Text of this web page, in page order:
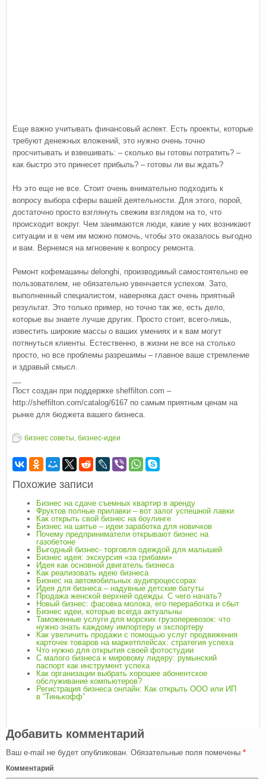
Еще важно учитывать финансовый аспект. Есть проекты, которые
требуют денежных вложений, это нужно очень точно
просчитывать и взвешивать: – сколько вы готовы потратить? –
как быстро это принесет прибыль? – готовы ли вы ждать?
Нэ это еще не все. Стоит очень внимательно подходить к
вопросу выбора сферы вашей деятельности. Для этого, порой,
достаточно просто взглянуть свежим взглядом на то, что
происходит вокруг. Чем занимаются люди, какие у них возникают
ситуации и в чем им можно помочь, чтобы это оказалось выгодно
и вам. Вернемся на мгновение к вопросу ремонта.
Ремонт кофемашины delonghi, производимый самостоятельно ее
пользователем, не обязательно увенчается успехом. Зато,
выполненный специалистом, наверняка даст очень приятный
результат. Это только пример, но точно так же, есть дело,
которые вы знаете лучше других. Просто стоит, всего-лишь,
известить широкие массы о ваших умениях и к вам могут
потянуться клиенты. Естественно, в жизни не все на столько
просто, но все проблемы разрешимы – главное ваше стремление
и здравый смысл.
Пост создан при поддержке sheffilton.com –
http://sheffilton.com/catalog/6167 по самым приятным ценам на
рынке для бюджета вашего бизнеса.
бизнес советы, бизнес-идеи
Похожие записи
Бизнес на сдаче съемных квартир в аренду
Фруктов полные прилавки – вот залог успешной лавки
Как открыть свой бизнес на боулинге
Бизнес на шитье – идеи заработка для новичков
Почему предприниматели открывают бизнес на
газобетоне
Выгодный бизнес- торговля одеждой для малышей
Бизнес идея: экскурсия «за грибами»
Идея как основной двигатель бизнеса
Как реализовать идею бизнеса
Бизнес на автомобильных аудипроцессорах
Идея для бизнеса – надувные детские батуты
Продажа женской верхней одежды. С чего начать?
Новый бизнес: фасовка молока, его переработка и сбыт
Бизнес идеи, которые всегда актуальны
Таможенные услуги для морских грузоперевозок: что
нужно знать каждому импортеру и экспортеру
Как увеличить продажи с помощью услуг продвижения
карточек товаров на маркетплейсах: стратегия успеха
Что нужно для открытия своей фотостудии
С малого бизнеса к мировому лидеру: румынский
паспорт как инструмент успеха
Как организации выбрать хорошее абонентское
обслуживание компьютеров?
Регистрация бизнеса онлайн: Как открыть ООО или ИП
в “Тинькофф”
Добавить комментарий
Ваш e-mail не будет опубликован. Обязательные поля помечены *
Комментарий